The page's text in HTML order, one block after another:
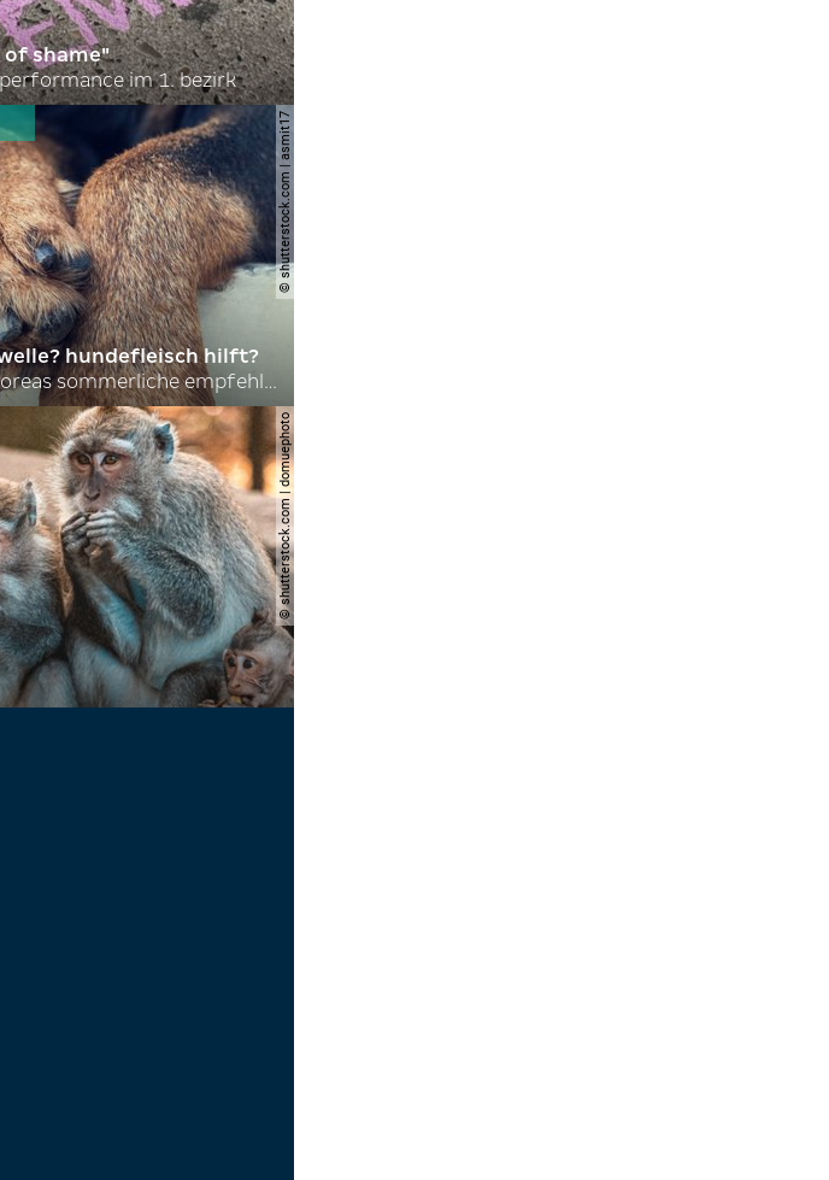
of shame"
im 1. bezirk
© shutterstock.com | asmit17
hundefleisch hilft?
nordkoreas sommerliche empfehlungen
© shutterstock.com | domuephoto